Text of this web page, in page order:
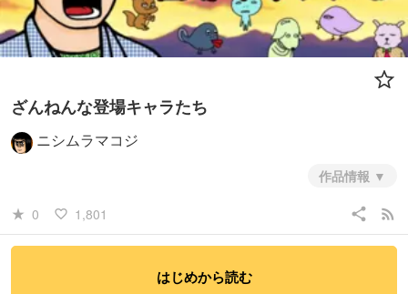
ざんねんな登場キャラたち
ニシムラマコジ
作品情報
star_rate 0 favorite_border 1,801 share rss_feed
はじめから読む